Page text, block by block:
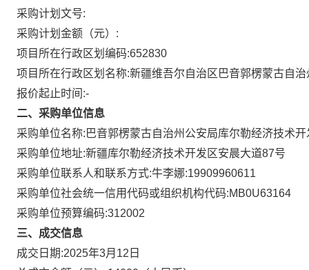
采购计划文号:
采购计划金额（元）:
项目所在行政区划编码:652830
项目所在行政区划名称:新疆维吾尔自治区巴音郭楞蒙古自
报价起止时间:-
二、采购单位信息
采购单位名称: 巴音郭楞蒙古自治州公安局库尔勒经济技术
采购单位地址:新疆库尔勒经济技术开发区安晨大道87号
采购单位联系人和联系方式:牛李娜:19909960611
采购单位社会统一信用代码或组织机构代码:MB0U63164
采购单位预算编码:312002
三、成交信息
成交日期:2025年3月12日